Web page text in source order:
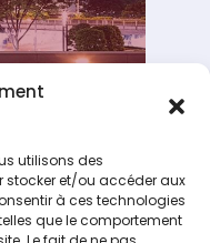
utilisons des
stocker et/ou accéder aux
à ces technologies
que le comportement
pour les